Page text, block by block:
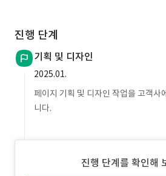
진행 단계
기획 및 디자인
2025.01.
페이지 기획 및 디자인 작업을 고객사
니다.
진행 단계를 확인해